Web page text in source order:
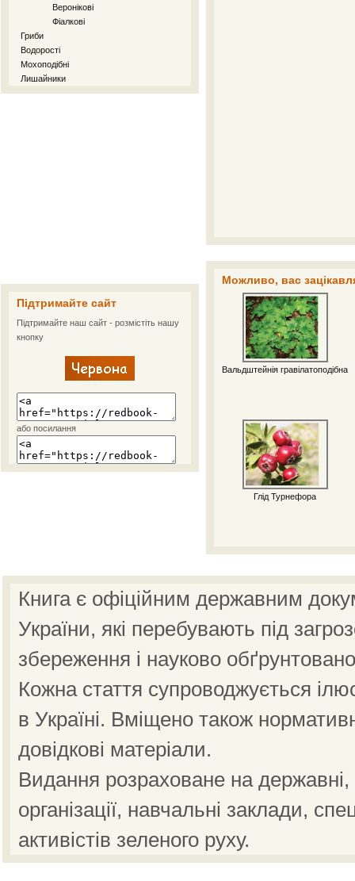
Веронікові
Фіалкові
Гриби
Водорості
Мохоподібні
Лишайники
Підтримайте сайт
Підтримайте наш сайт - розмістіть нашу
кнопку
або посилання
Можливо, вас
Вальдштейнія гравілатоподібна
Глід Турнефора
Книга є офіційним державним
України, які перебувають під
збереження і науково
Кожна стаття супроводжується
в Україні. Вміщено також
довідкові матеріали.
Видання розраховане на державні,
організації, навчальні заклади,
активістів зеленого руху.